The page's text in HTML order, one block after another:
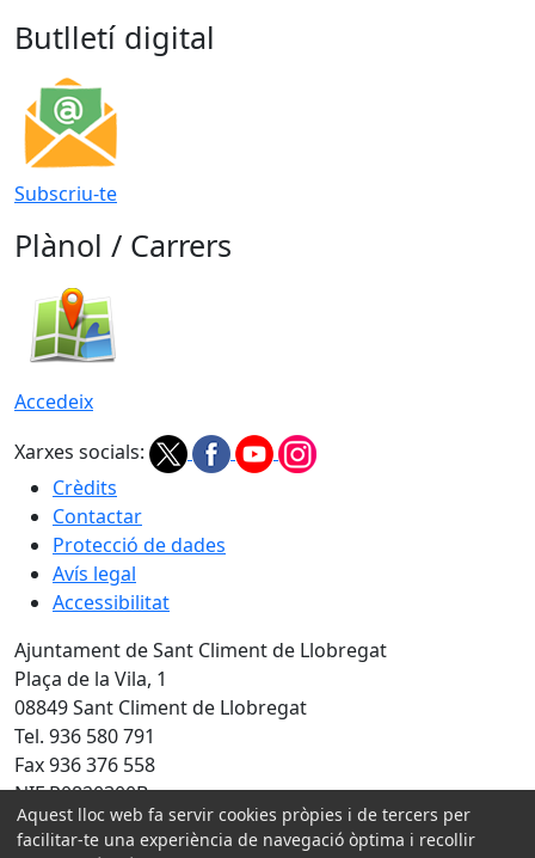
Butlletí digital
Subscriu-te
Plànol / Carrers
Accedeix
Xarxes socials:
Crèdits
Contactar
Protecció de dades
Avís legal
Accessibilitat
Ajuntament de Sant Climent de Llobregat
Plaça de la Vila, 1
08849 Sant Climent de Llobregat
Tel. 936 580 791
Fax 936 376 558
NIF P0820300B
Amb la col·laboració de:
Aquest lloc web fa servir cookies pròpies i de tercers per
facilitar-te una experiència de navegació òptima i recollir